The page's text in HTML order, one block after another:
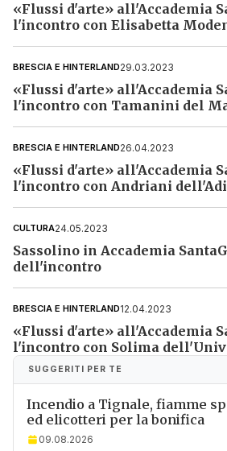
giorno.
Quando invii il modulo, controlla la
confermare l'iscrizione
Regolamento UE 2016/679 o
Alla mail registrata verranno inviati
messaggi di posta elettronica
Potrà interrompere in ogni momento
istruzioni che troverà in ogni
l'informativa estesa
Accetta ed iscriviti
«Flussi d'arte» all'Accademia
l'incontro con Elisabetta
BRESCIA E HINTERLAND29.03.2023
«Flussi d'arte» all'Accademia
l'incontro con Tamanini del
BRESCIA E HINTERLAND26.04.2023
«Flussi d'arte» all'Accademia
l'incontro con Andriani dell'Adi
CULTURA24.05.2023
Sassolino in Accademia
dell'incontro
BRESCIA E HINTERLAND12.04.2023
«Flussi d'arte» all'Accademia
l'incontro con Solima
SUGGERITI PER TE
Incendio a Tignale, fiamme
ed elicotteri per la bonifica
09.08.2026